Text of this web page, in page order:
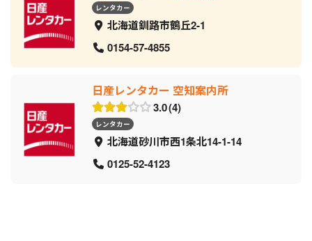
レンタカー
北海道釧路市鶴丘2-1
0154-57-4855
日産レンタカー 空知案内所
3.0 4
レンタカー
北海道砂川市西1条北14-1-14
0125-52-4123